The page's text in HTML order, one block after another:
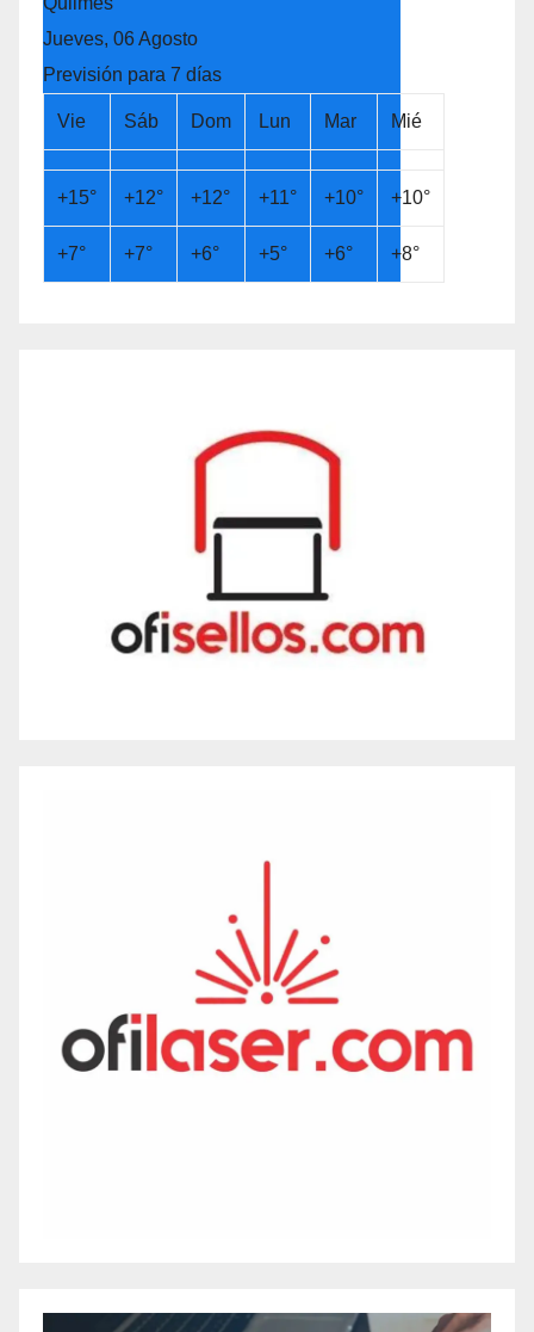
Jueves, 06 Agosto
Previsión para 7 días
Vie Sáb Dom Lun Mar Mié
+15° +12° +12° +11° +10° +10°
+7° +7° +6° +5° +6° +8°